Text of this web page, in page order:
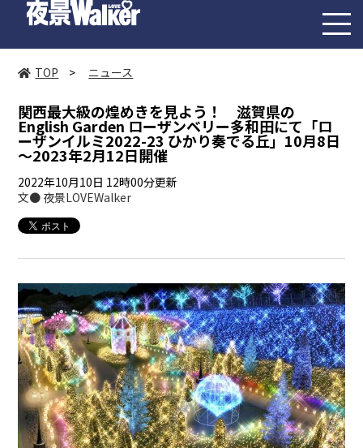
TOP > ニュース
関西最大級の煌めきを見よう！ 滋賀県の
English Garden ローザンベリー多和田にて「ロ
ーザンイルミ2022-23 ひかり奏でる丘」10月8日
～2023年2月12日開催
2022年10月10日 12時00分更新
文● 夜景LOVEWalker